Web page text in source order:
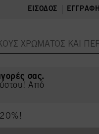
ΕΊΣΟΔΟΣ ΕΓΓΡΑΦΉ
σας.
Από